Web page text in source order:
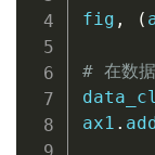
fig , (
# 在数
ax1 .